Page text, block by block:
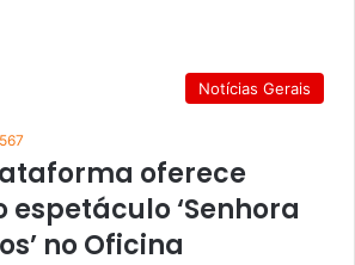
Notícias Gerais
567
oferece
espetáculo ‘Senhora
no Oficina